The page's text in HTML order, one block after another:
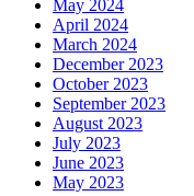
May 2024
April 2024
March 2024
December 2023
October 2023
September 2023
August 2023
July 2023
June 2023
May 2023